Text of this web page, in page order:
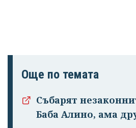
Още по темата
Събарят
Баба Алино, ама